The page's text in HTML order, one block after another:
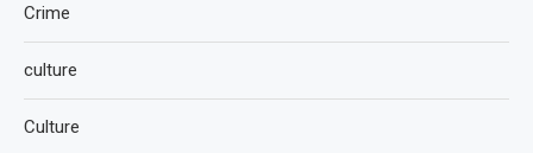
Crime
culture
Culture